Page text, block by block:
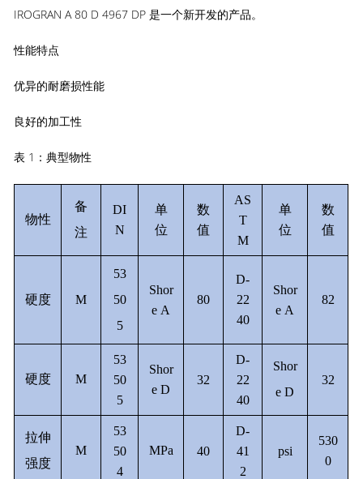
IROGRAN A 80 D 4967 DP 是一个新开发的产品。
性能特点
优异的耐磨损性能
良好的加工性
表 1：典型物性‌
物性
备
注
DI
N
单
位
数
值
AS
T
M
单
位
数
值
硬度 M
53
50
5
Shor
e A
80
D-
22
40
Shor
e A
82
硬度 M
53
50
5
Shor
e D
32
D-
22
40
Shor
e D
32
拉伸
强度
M
53
50
4
MPa 40
D-
41
2
psi
530
0